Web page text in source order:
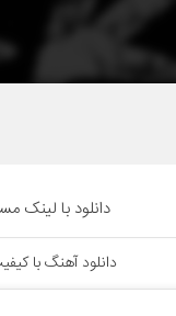
دانلود با لینک
دانلود آهنگ با کیفیت